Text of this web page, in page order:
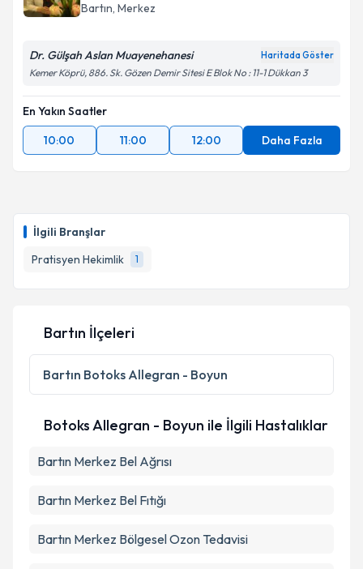
İlgili Branşlar
Pratisyen Hekimlik
1
Bartın, Merkez
Dr. Gülşah Aslan Muayenehanesi Haritada Göster
Kemer Köprü, 886. Sk. Gözen Demir Sitesi E Blok No : 11-1 Dükkan 3
En Yakın Saatler
10:00
11:00 12:00 Daha Fazla
Bartın İlçeleri
Bartın Botoks Allegran - Boyun
Botoks Allegran - Boyun ile İlgili Hastalıklar
Bartın Merkez Bel Ağrısı
Bartın Merkez Bel Fıtığı
Bartın Merkez Bölgesel Ozon Tedavisi